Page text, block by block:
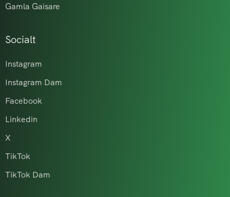
Gamla Gaisare
Socialt
Instagram
Instagram Dam
Facebook
Linkedin
X
TikTok
TikTok Dam